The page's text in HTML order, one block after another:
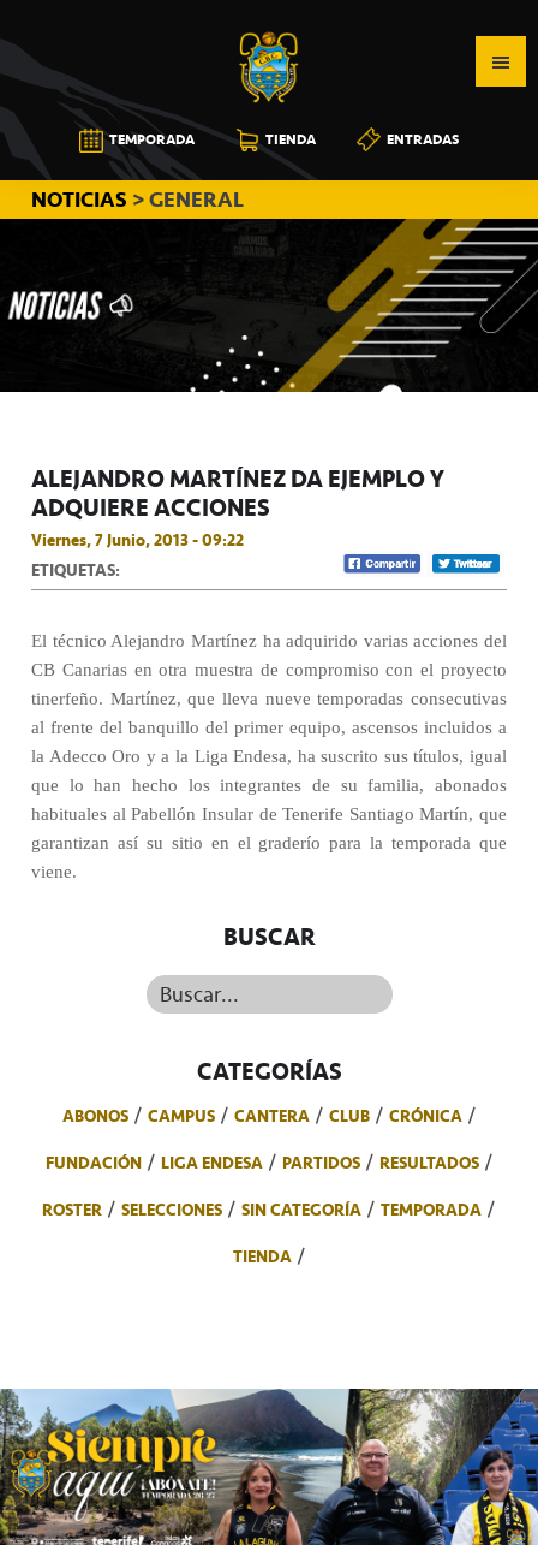
a
la
navegación
principal
al
contenido
principal
a
la
barra
lateral
principal
CB
CANARIAS
TEMPORADA TIENDA ENTRADAS
NOTICIAS > GENERAL
ALEJANDRO MARTÍNEZ DA EJEMPLO Y
ADQUIERE ACCIONES
Viernes, 7 Junio, 2013 - 09:22
ETIQUETAS:
El técnico Alejandro Martínez ha adquirido varias acciones del
CB Canarias en otra muestra de compromiso con el proyecto
tinerfeño. Martínez, que lleva nueve temporadas consecutivas
al frente del banquillo del primer equipo, ascensos incluidos a
la Adecco Oro y a la Liga Endesa, ha suscrito sus títulos, igual
que lo han hecho los integrantes de su familia, abonados
habituales al Pabellón Insular de Tenerife Santiago Martín, que
garantizan así su sitio en el graderío para la temporada que
viene.
BUSCAR
Buscar...
CATEGORÍAS
ABONOS CAMPUS CANTERA CLUB
CRÓNICA
FUNDACIÓN
LIGA ENDESA PARTIDOS
RESULTADOS
ROSTER
SELECCIONES SIN CATEGORÍA
TEMPORADA
TIENDA